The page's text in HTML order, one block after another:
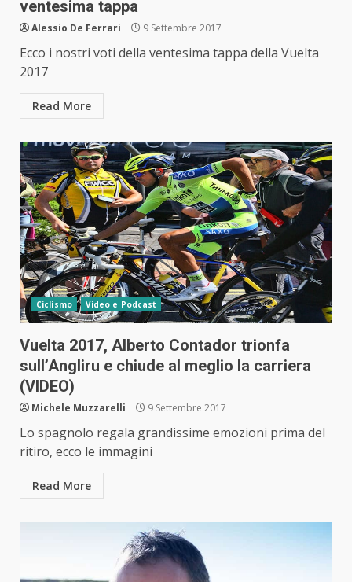
ventesima tappa
Alessio De Ferrari 9 Settembre 2017
Ecco i nostri voti della ventesima tappa della Vuelta
2017
Read More
Ciclismo Video e Podcast
Vuelta 2017, Alberto Contador trionfa
sull’Angliru e chiude al meglio la carriera
(VIDEO)
Michele Muzzarelli 9 Settembre 2017
Lo spagnolo regala grandissime emozioni prima del
ritiro, ecco le immagini
Read More